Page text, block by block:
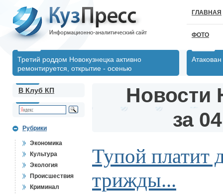
ГЛАВНАЯ
ФОТО
Третий роддом Новокузнецка активно
ремонтируется, открытие - осенью
В Клуб КП
Рубрики
Экономика
Культура
Экология
Происшествия
Криминал
Новости
за
Тупой платит
трижды...